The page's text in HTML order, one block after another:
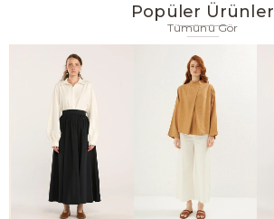
Popüler Ürünler
Tümünü Gör